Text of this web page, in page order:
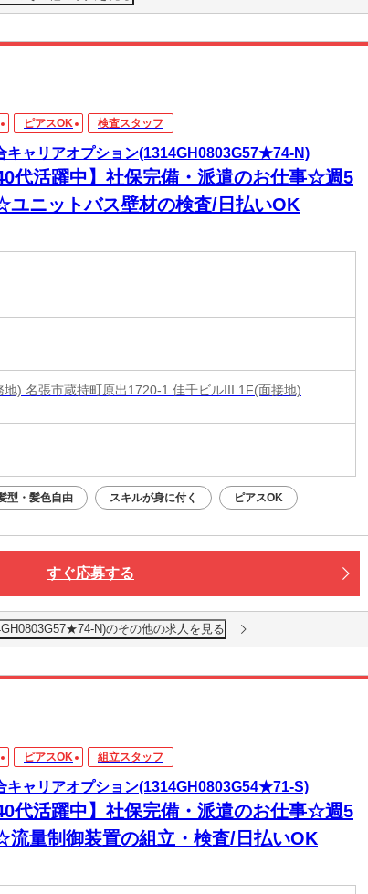
ピアスOK 検査スタッフ
キャリアオプション(1314GH0803G57★74-N)
代活躍中】社保完備・派遣のお仕事☆週5
ユニットバス壁材の検査/日払いOK
地) 名張市蔵持町原出1720-1 佳千ビルIII 1F(面接地)
型・髪色自由 スキルが身に付く ピアスOK
すぐ応募する
N)のその他の求人を見る
ピアスOK 組立スタッフ
キャリアオプション(1314GH0803G54★71-S)
代活躍中】社保完備・派遣のお仕事☆週5
流量制御装置の組立・検査/日払いOK